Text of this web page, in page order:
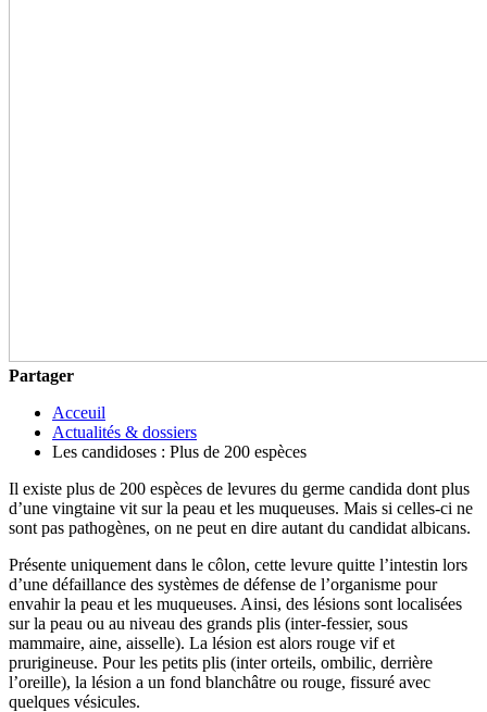
Partager
Acceuil
Actualités & dossiers
Les candidoses : Plus de 200 espèces
Il existe plus de 200 espèces de levures du germe candida dont plus
d’une vingtaine vit sur la peau et les muqueuses. Mais si celles-ci ne
sont pas pathogènes, on ne peut en dire autant du candidat albicans.
Présente uniquement dans le côlon, cette levure quitte l’intestin lors
d’une défaillance des systèmes de défense de l’organisme pour
envahir la peau et les muqueuses. Ainsi, des lésions sont localisées
sur la peau ou au niveau des grands plis (inter-fessier, sous
mammaire, aine, aisselle). La lésion est alors rouge vif et
prurigineuse. Pour les petits plis (inter orteils, ombilic, derrière
l’oreille), la lésion a un fond blanchâtre ou rouge, fissuré avec
quelques vésicules.